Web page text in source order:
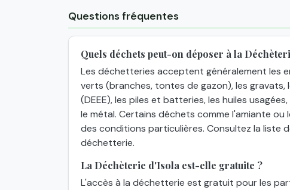
Questions fréquentes
Quels déchets peut-on déposer à la
Les déchetteries acceptent généralement les
verts (branches, tontes de gazon), les
(DEEE), les piles et batteries, les huiles
le métal. Certains déchets comme l'amiante
des conditions particulières. Consultez la
déchetterie.
La Déchèterie d'Isola est-elle gratuite ?
L'accès à la déchetterie est gratuit pour les